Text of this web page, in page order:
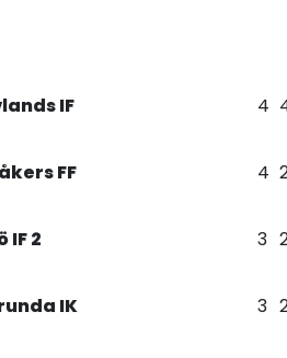
IF 4
FF 4
IF 2 3
IK 3